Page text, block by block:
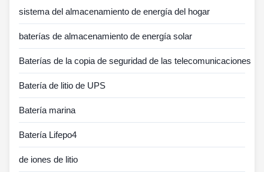
sistema del almacenamiento de energía del hogar
baterías de almacenamiento de energía solar
Baterías de la copia de seguridad de las telecomunicaciones
Batería de litio de UPS
Batería marina
Batería Lifepo4
de iones de litio